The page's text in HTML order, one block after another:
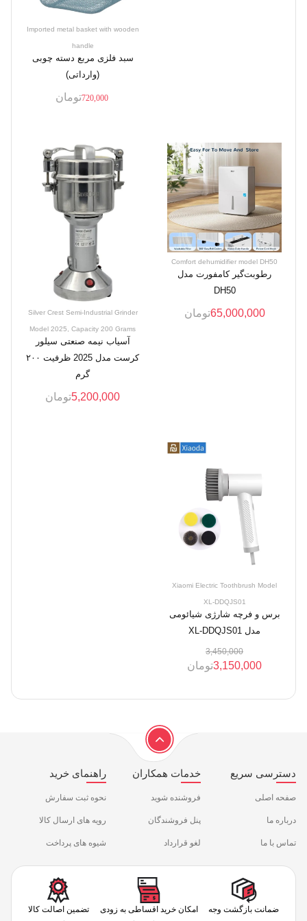
Imported metal basket with wooden
handle
سبد فلزی مربع دسته چوبی
(وارداتی)
720,000 تومان
Comfort dehumidifier model DH50
رطوبت‌گیر کامفورت مدل
DH50
65,000,000تومان Silver Crest Semi-Industrial Grinder
Model 2025, Capacity 200 Grams
آسیاب نیمه صنعتی سیلور
کرست مدل 2025 ظرفیت ۲۰۰
گرم
5,200,000تومان
Xiaomi Electric Toothbrush Model
XL-DDQJS01
برس و فرچه شارژی شیائومی
مدل XL-DDQJS01
3,450,000
3,150,000تومان
دسترسی سریع
صفحه اصلی
درباره ما
تماس با ما
خدمات همکاران
فروشنده شوید
پنل فروشندگان
لغو قرارداد
راهنمای خرید
نحوه ثبت سفارش
رویه های ارسال کالا
شیوه های پرداخت
ضمانت بازگشت وجه امکان خرید اقساطی به زودی تضمین اصالت کالا